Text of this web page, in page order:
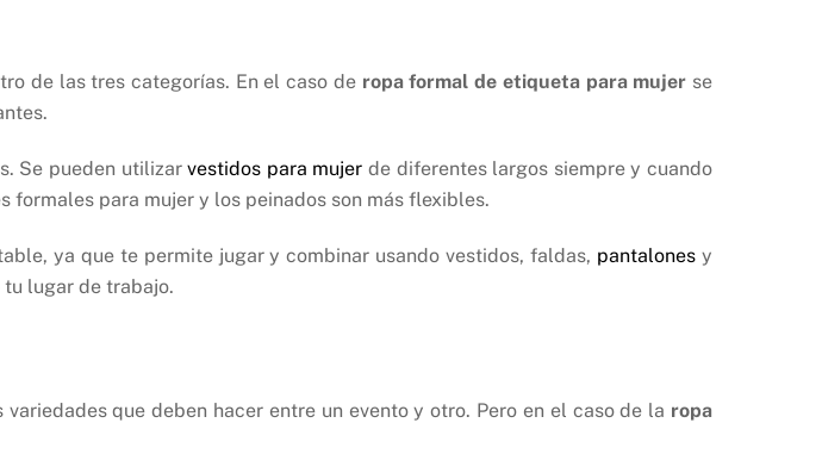
de las tres categorías. En el caso de ropa formal de etiqueta para mujer se
Se pueden utilizarvestidos para mujer de diferentes largos siempre y cuando
para mujer y los peinados son más flexibles.
ya que te permite jugar y combinar usando vestidos, faldas, pantalones y
lugar de trabajo.
que deben hacer entre un evento y otro. Pero en el caso de la ropa